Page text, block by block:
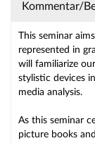
Kommentar/
This seminar
represented in
will familiarize
stylistic devices
media analysis.
As this seminar
picture books